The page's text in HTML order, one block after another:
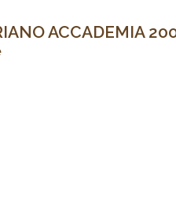
ACCADEMIA